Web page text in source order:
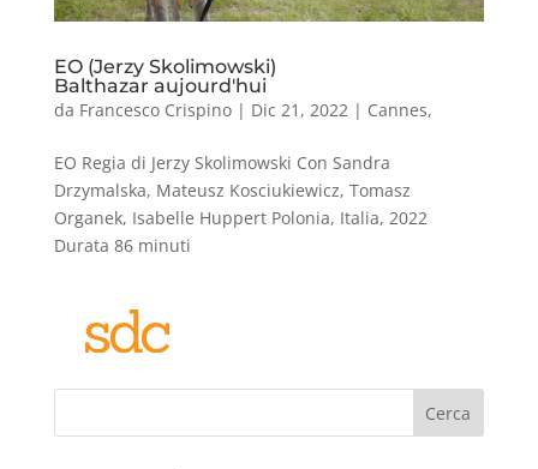
EO (Jerzy Skolimowski)
Balthazar aujourd'hui
da Francesco Crispino| Dic 21, 2022| Cannes,
EO Regia di Jerzy Skolimowski Con Sandra
Drzymalska, Mateusz Kosciukiewicz, Tomasz
Organek, Isabelle Huppert Polonia, Italia, 2022
Durata 86 minuti
Cerca